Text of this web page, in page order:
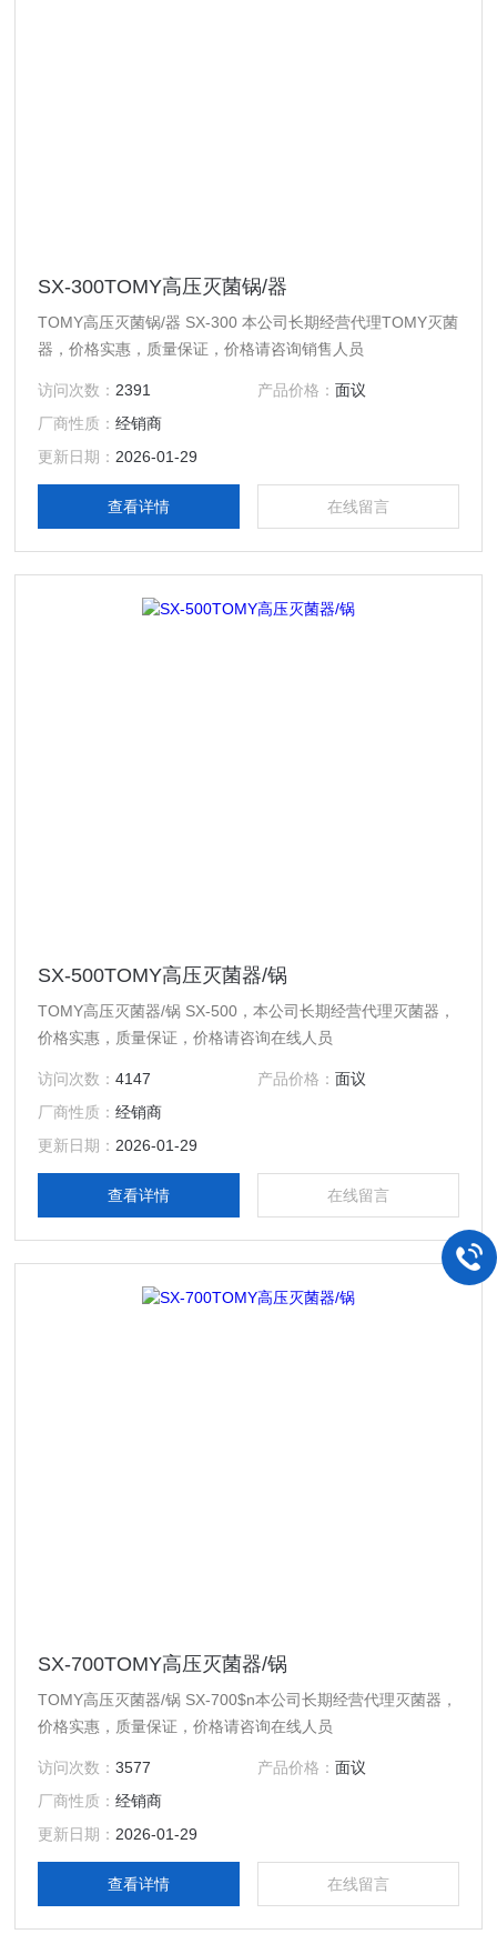
SX-300TOMY高压灭菌锅/器
TOMY高压灭菌锅/器 SX-300 本公司长期经营代理TOMY灭菌
器，价格实惠，质量保证，价格请咨询销售人员
访问次数： 2391 产品价格： 面议
厂商性质：经销商
更新日期： 2026-01-29
查看详情 在线留言
SX-500TOMY高压灭菌器/锅
TOMY高压灭菌器/锅 SX-500，本公司长期经营代理灭菌器，
价格实惠，质量保证，价格请咨询在线人员
访问次数：4147 产品价格： 面议
厂商性质：经销商
更新日期： 2026-01-29
查看详情 在线留言
SX-700TOMY高压灭菌器/锅
TOMY高压灭菌器/锅 SX-700$n本公司长期经营代理灭菌器，
价格实惠，质量保证，价格请咨询在线人员
访问次数：3577 产品价格： 面议
厂商性质：经销商
更新日期： 2026-01-29
查看详情 在线留言